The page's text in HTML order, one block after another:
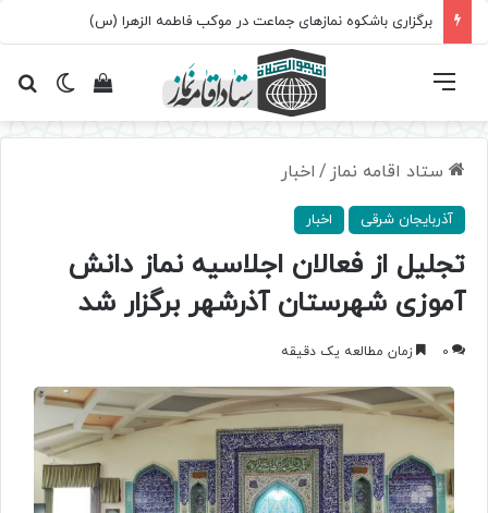
برگزاری باشکوه نمازهای جماعت در موکب فاطمه الزهرا (س)
تغییرمشاهده فهرست
ستاد اقامه نماز / اخبار
آذربایجان شرقی اخبار
تجلیل از فعالان اجلاسیه نماز دانش
آموزی شهرستان آذرشهر برگزار شد
0 زمان مطالعه یک دقیقه